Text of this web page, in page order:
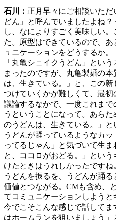
⽯川： 正月早々にご相談いただ
どん」と呼んでいましたよね
し、なによりすごく美味しい
た。原型はできているので、あ
ュニケーションをどうするか。
「丸亀シェイクうどん」とい
まったのですが、丸亀製麺の
は、生きている。」と、この
つけていくかが難しくて、最
議論するなかで、一度これまで
うということになって。あら
のうどんは、生きている。」と
うどんが踊っているようなカ
ってるじゃん」と気づいて生
と、ココロがおどる。」とい
けたときはうれしかったですね
うどんを振るを、うどんが踊
価値とつながる。CMも含め、
てコミュニケーションしようと
今でこそこんな感じで話して
はホームランを狙いましょう」